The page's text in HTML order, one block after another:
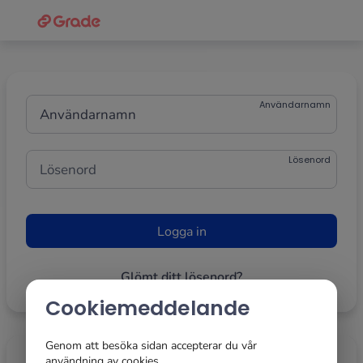
Portal
Användarnamn
Lösenord
Engångskod
Glömt ditt lösenord?
Cookiemeddelande
Genom att besöka sidan accepterar du vår